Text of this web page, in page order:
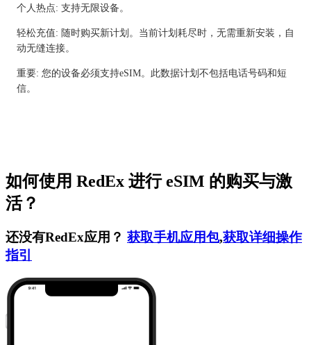
个人热点: 支持无限设备。
轻松充值: 随时购买新计划。当前计划耗尽时，无需重新安装，自
动无缝连接。
重要: 您的设备必须支持eSIM。此数据计划不包括电话号码和短
信。
如何使用 RedEx 进行 eSIM 的购买与激
活？
还没有RedEx应用？ 获取手机应用包,获取详细操作
指引